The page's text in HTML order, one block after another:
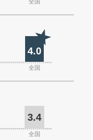
全国
4.0
全国
3.4
全国